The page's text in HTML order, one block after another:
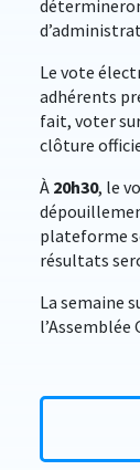
Le vote
adhérents
fait, voter
clôture
À 20h30, le
plateforme
résultats
La semaine
l’Assemblée